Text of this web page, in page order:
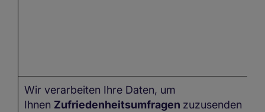
Wir verarbeiten Ihre Daten, um
Ihnen Zufriedenheitsumfragen zuzusenden